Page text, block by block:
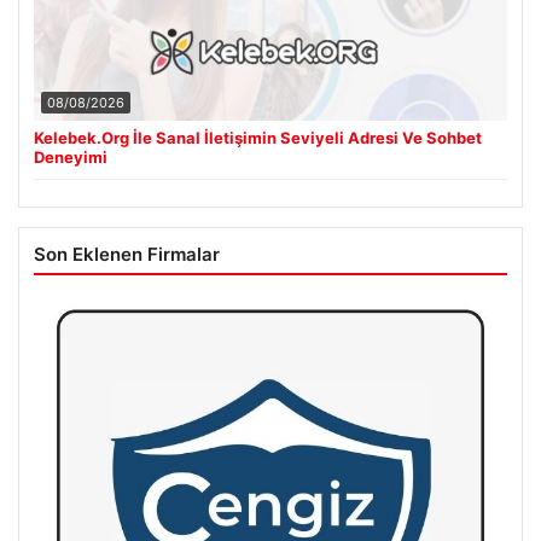
08/08/2026
Kelebek.Org İle Sanal İletişimin Seviyeli Adresi Ve Sohbet
Deneyimi
Son Eklenen Firmalar